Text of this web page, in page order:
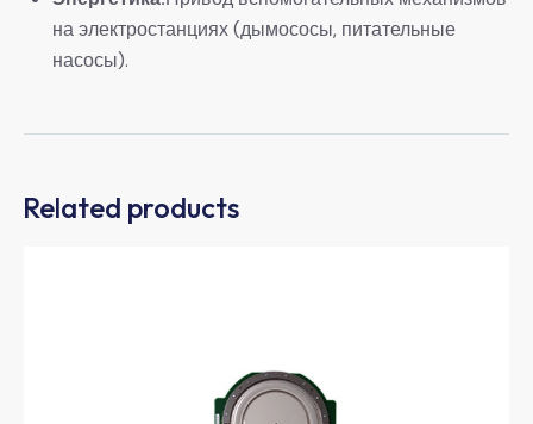
на электростанциях (дымососы, питательные
насосы).
Related products